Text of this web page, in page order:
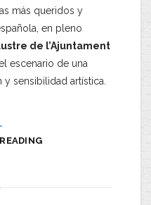
más queridos y
en pleno
de l’Ajuntament
escenario de una
sensibilidad artística.